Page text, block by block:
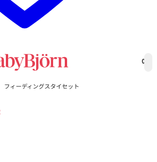
0
フィーディングスタイセット